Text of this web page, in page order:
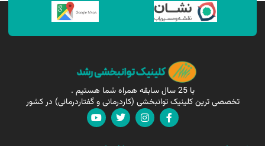
با 25 سال سابقه همراه شما هستیم .
تخصصی ترین کلینیک توانبخشی (کاردرمانی و گفتاردرمانی) در کشور